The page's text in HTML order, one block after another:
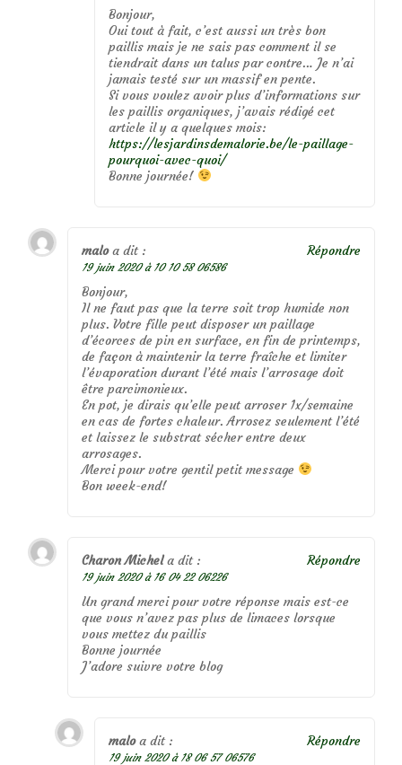
Bonjour,
Oui tout à fait, c’est aussi un très bon
paillis mais je ne sais pas comment il se
tiendrait dans un talus par contre… Je n’ai
jamais testé sur un massif en pente.
Si vous voulez avoir plus d’informations sur
les paillis organiques, j’avais rédigé cet
article il y a quelques mois:
https://lesjardinsdemalorie.be/le-paillage-
pourquoi-avec-quoi/
Bonne journée!
malo a dit :
19 juin 2020 à 10 10 58 06586
Bonjour,
Il ne faut pas que la terre soit trop humide non
plus. Votre fille peut disposer un paillage
d’écorces de pin en surface, en fin de printemps,
de façon à maintenir la terre fraîche et limiter
l’évaporation durant l’été mais l’arrosage doit
être parcimonieux.
En pot, je dirais qu’elle peut arroser 1x/semaine
en cas de fortes chaleur. Arrosez seulement l’été
et laissez le substrat sécher entre deux
arrosages.
Merci pour votre gentil petit message
Bon week-end!
Répondre
Charon Michel a dit :
19 juin 2020 à 16 04 22 06226
Un grand merci pour votre réponse mais est-ce
que vous n’avez pas plus de limaces lorsque
vous mettez du paillis
Bonne journée
J’adore suivre votre blog
Répondre
malo a dit :
19 juin 2020 à 18 06 57 06576
Répondre